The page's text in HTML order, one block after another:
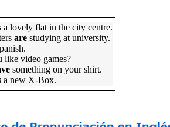
a lovely flat in the city centre.
are studying at university.
like video games?
something on your shirt.
a new X-Box.